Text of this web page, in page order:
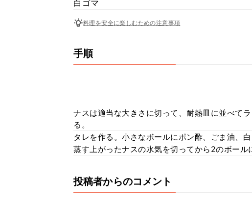
白ゴマ
料理を安全に楽しむための注意事項
手順
ナスは適当な大きさに切って、耐熱皿に並べて
る。
タレを作る。小さなボールにポン酢、ごま油、
蒸す上がったナスの水気を切ってから2のボール
投稿者からのコメント